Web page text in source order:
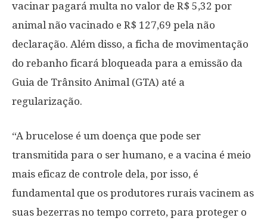
vacinar pagará multa no valor de R$ 5,32 por
animal não vacinado e R$ 127,69 pela não
declaração. Além disso, a ficha de movimentação
do rebanho ficará bloqueada para a emissão da
Guia de Trânsito Animal (GTA) até a
regularização.
“A brucelose é um doença que pode ser
transmitida para o ser humano, e a vacina é meio
mais eficaz de controle dela, por isso, é
fundamental que os produtores rurais vacinem as
suas bezerras no tempo correto, para proteger o